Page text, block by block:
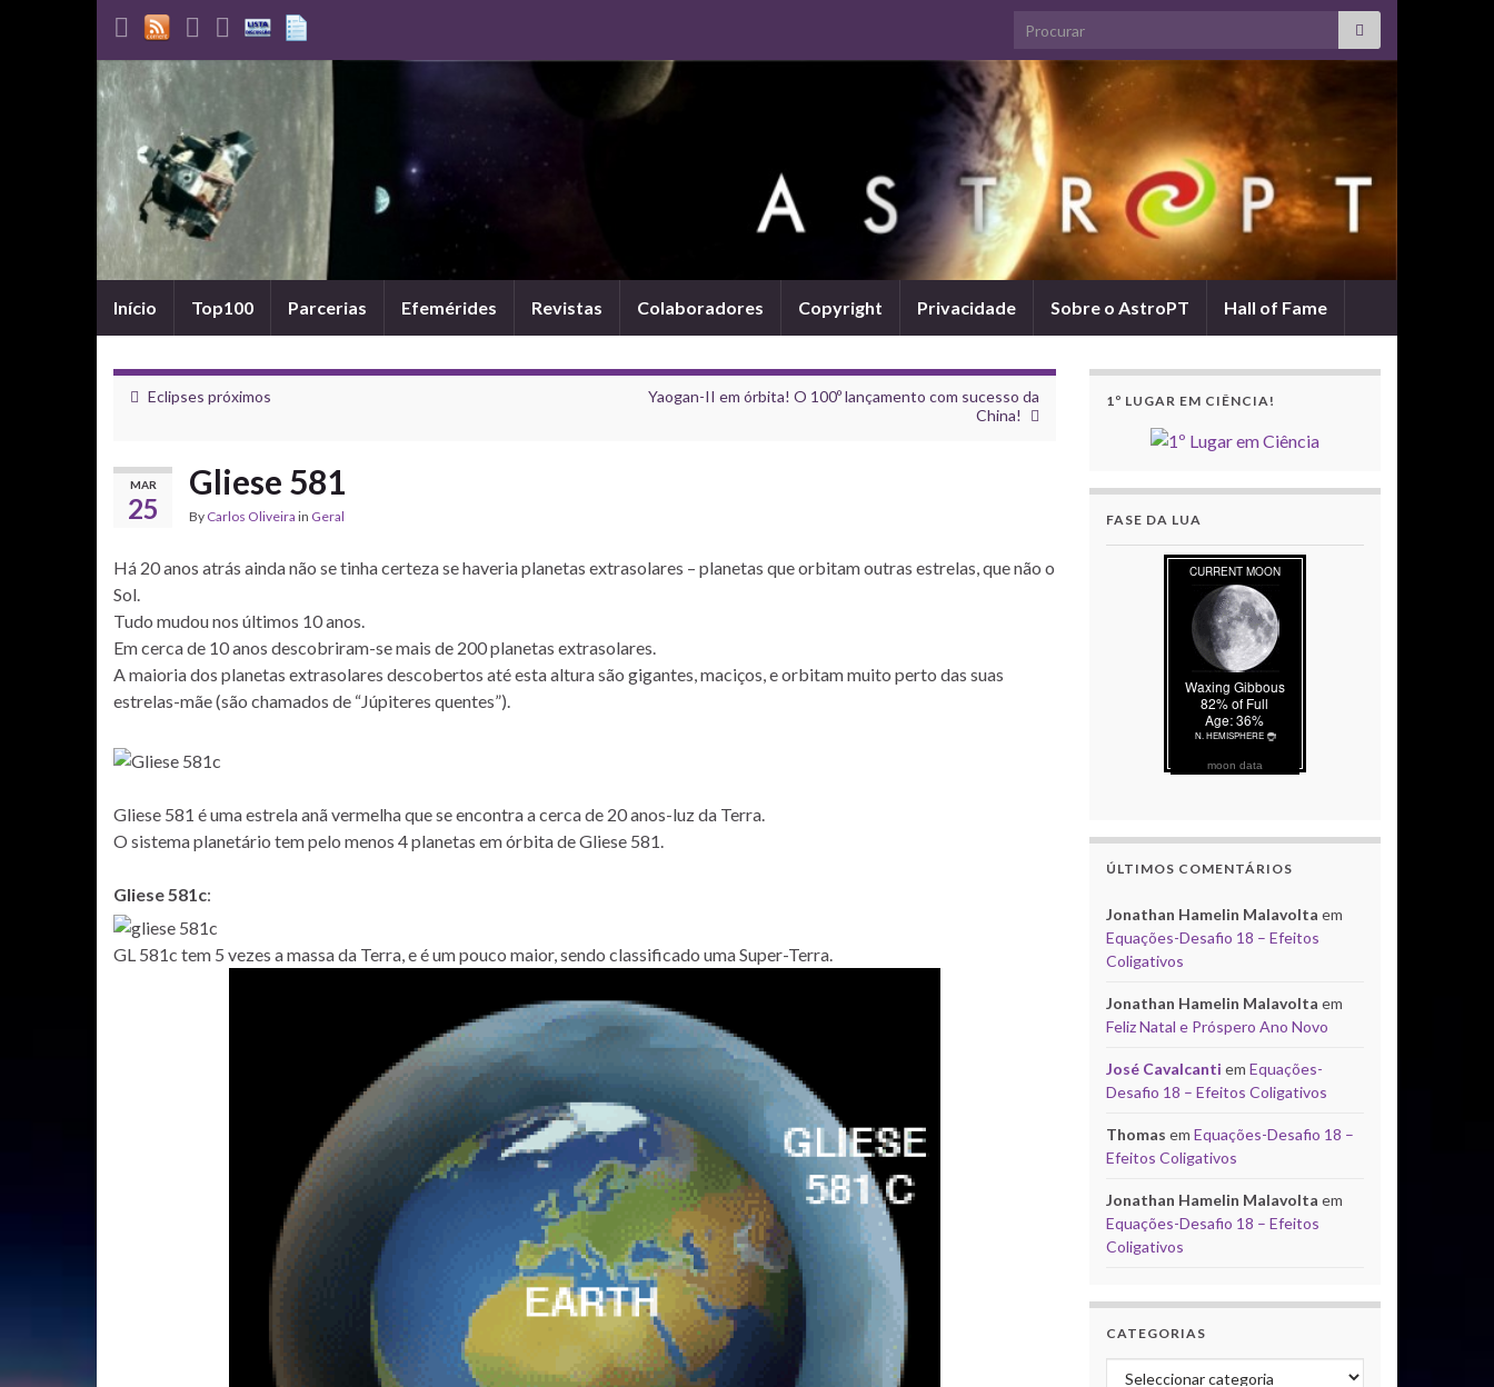
Search for:
Início Top100 Parcerias Efemérides Revistas Colaboradores Copyright Privacidade Sobre o AstroPT Hall of Fame
Eclipses próximos
Yaogan-II em órbita! O 100º lançamento com sucesso da
China!
MAR
25
Gliese 581
By Carlos Oliveira in Geral
Há 20 anos atrás ainda não se tinha certeza se haveria planetas extrasolares – planetas que orbitam outras estrelas, que não o
Sol.
Tudo mudou nos últimos 10 anos.
Em cerca de 10 anos descobriram-se mais de 200 planetas extrasolares.
A maioria dos planetas extrasolares descobertos até esta altura são gigantes, maciços, e orbitam muito perto das suas
estrelas-mãe (são chamados de “Júpiteres quentes”).
Gliese 581 é uma estrela anã vermelha que se encontra a cerca de 20 anos-luz da Terra.
O sistema planetário tem pelo menos 4 planetas em órbita de Gliese 581.
Gliese 581c:
GL 581c tem 5 vezes a massa da Terra, e é um pouco maior, sendo classificado uma Super-Terra.
1º LUGAR EM CIÊNCIA!
FASE DA LUA
moon data
ÚLTIMOS COMENTÁRIOS
Jonathan Hamelin Malavolta em
Equações-Desafio 18 – Efeitos
Coligativos
Jonathan Hamelin Malavolta em
Feliz Natal e Próspero Ano Novo
José Cavalcanti em Equações-
Desafio 18 – Efeitos Coligativos
Thomas em Equações-Desafio 18 –
Efeitos Coligativos
Jonathan Hamelin Malavolta em
Equações-Desafio 18 – Efeitos
Coligativos
CATEGORIAS
Categorias